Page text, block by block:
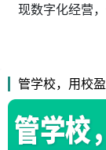
现数字化经营
管学校，用校